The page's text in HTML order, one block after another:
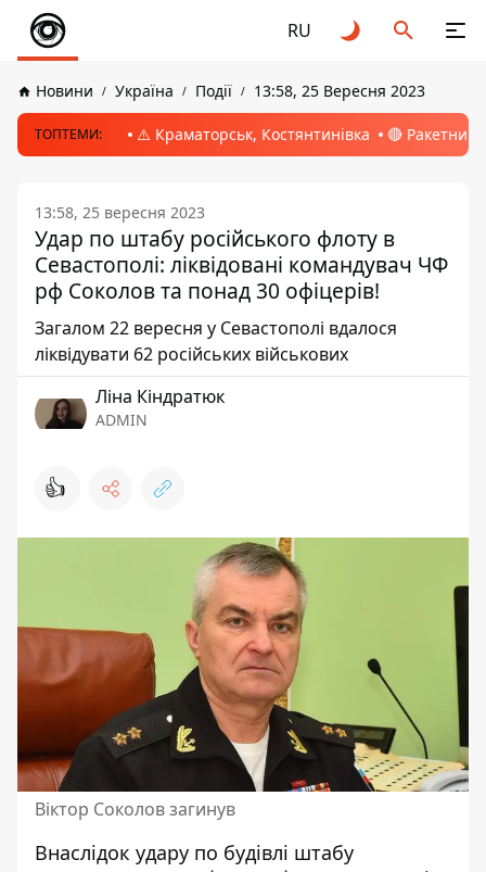
RU
Новини Україна Події 13:58, 25 Вересня 2023
ТОПТЕМИ: ⚠️ Краматорськ, Костянтинівка 🔴 Ракетний
13:58, 25 вересня 2023
Удар по штабу російського флоту в
Севастополі: ліквідовані командувач ЧФ
рф Соколов та понад 30 офіцерів!
Загалом 22 вересня у Севастополі вдалося
ліквідувати 62 російських військових
Ліна Кіндратюк
ADMIN
👍
Віктор Соколов загинув
Внаслідок удару по будівлі штабу